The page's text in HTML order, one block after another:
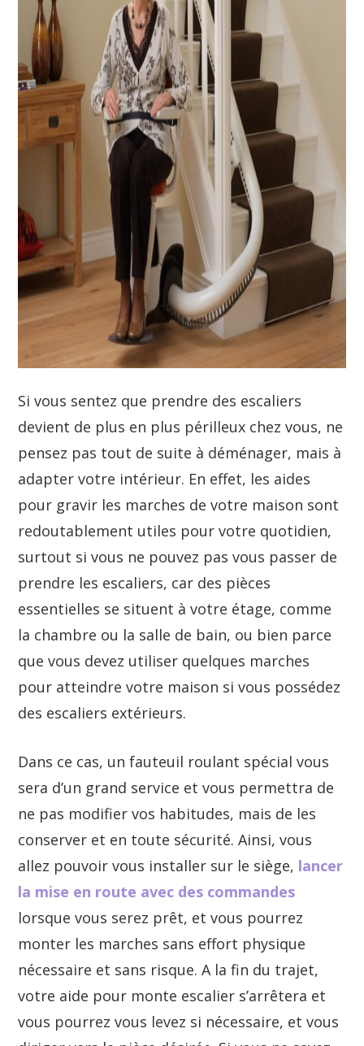
Si vous sentez que prendre des escaliers
devient de plus en plus périlleux chez vous, ne
pensez pas tout de suite à déménager, mais à
adapter votre intérieur. En effet, les aides
pour gravir les marches de votre maison sont
redoutablement utiles pour votre quotidien,
surtout si vous ne pouvez pas vous passer de
prendre les escaliers, car des pièces
essentielles se situent à votre étage, comme
la chambre ou la salle de bain, ou bien parce
que vous devez utiliser quelques marches
pour atteindre votre maison si vous possédez
des escaliers extérieurs.
Dans ce cas, un fauteuil roulant spécial vous
sera d’un grand service et vous permettra de
ne pas modifier vos habitudes, mais de les
conserver et en toute sécurité. Ainsi, vous
allez pouvoir vous installer sur le siège, lancer
la mise en route avec des commandes
lorsque vous serez prêt, et vous pourrez
monter les marches sans effort physique
nécessaire et sans risque. A la fin du trajet,
votre aide pour monte escalier s’arrêtera et
vous pourrez vous levez si nécessaire, et vous